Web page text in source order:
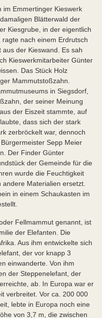
im Emmertinger Kieswerk
Blätterwald der
Kiesgrube, in der eigentlich
nach einem Erdrutsch
der Kieswand. Es sah
Kieswerkmitarbeiter Günter
Das Stück Holz
Mammutstoßzahn.
in Siegsdorf,
der seiner Meinung
der Eiszeit stammte, auf
dass sich der stark
zerbröckelt war, dennoch
Sepp Meier
Der Finder Günter
der Gemeinde für die
wurde die Feuchtigkeit
Materialien ersetzt.
in einem Schaukasten im
Fellmammut genannt, ist
der Elefanten. Die
Aus ihm entwickelte sich
der vor knapp 3
einwanderte. Von ihm
der Steppenelefant, der
ab. In Europa war er
verbreitet. Vor ca. 200 000
lebte in Europa noch eine
von 3,7 m, die zwischen